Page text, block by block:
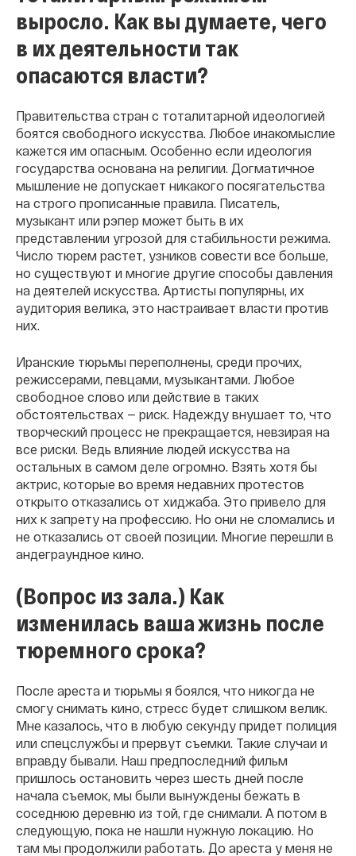
выросло. Как вы думаете, чего
в их деятельности так
опасаются власти?
Правительства стран с тоталитарной идеологией
боятся свободного искусства. Любое инакомыслие
кажется им опасным. Особенно если идеология
государства основана на религии. Догматичное
мышление не допускает никакого посягательства
на строго прописанные правила. Писатель,
музыкант или рэпер может быть в их
представлении угрозой для стабильности режима.
Число тюрем растет, узников совести все больше,
но существуют и многие другие способы давления
на деятелей искусства. Артисты популярны, их
аудитория велика, это настраивает власти против
них.
Иранские тюрьмы переполнены, среди прочих,
режиссерами, певцами, музыкантами. Любое
свободное слово или действие в таких
обстоятельствах — риск. Надежду внушает то, что
творческий процесс не прекращается, невзирая на
все риски. Ведь влияние людей искусства на
остальных в самом деле огромно. Взять хотя бы
актрис, которые во время недавних протестов
открыто отказались от хиджаба. Это привело для
них к запрету на профессию. Но они не сломались и
не отказались от своей позиции. Многие перешли в
андеграундное кино.
(Вопрос из зала.) Как
изменилась ваша жизнь после
тюремного срока?
После ареста и тюрьмы я боялся, что никогда не
смогу снимать кино, стресс будет слишком велик.
Мне казалось, что в любую секунду придет полиция
или спецслужбы и прервут съемки. Такие случаи и
вправду бывали. Наш предпоследний фильм
пришлось остановить через шесть дней после
начала съемок, мы были вынуждены бежать в
соседнюю деревню из той, где снимали. А потом в
следующую, пока не нашли нужную локацию. Но
там мы продолжили работать. До ареста у меня не